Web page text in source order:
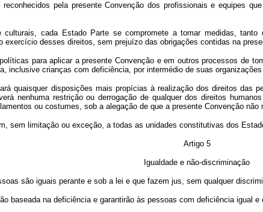
pela presente Convenção dos profissionais e equipes
cada Estado Parte se compromete a tomar medidas,
desses direitos, sem prejuízo das obrigações contidas na
para aplicar a presente Convenção e em outros processos de
inclusive crianças com deficiência, por intermédio de suas
quaisquer disposições mais propícias à realização dos direitos
nenhuma restrição ou derrogação de qualquer dos direitos
ou costumes, sob a alegação de que a presente Convenção
sem limitação ou exceção, a todas as unidades constitutivas dos
Artigo 5
Igualdade e não-discriminação
são iguais perante e sob a lei e que fazem jus, sem qualquer
baseada na deficiência e garantirão às pessoas com deficiência igual